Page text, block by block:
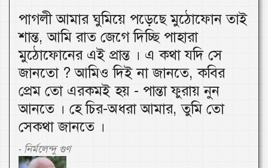
পাগলী আমার ঘুমিয়ে পড়েছে মুঠোফোন তাই
শান্ত, আমি রাত জেগে দিচ্ছি পাহারা
মুঠোফোনের এই প্রান্ত । এ কথা যদি সে
জানতো ? আমিও দিই না জানতে, কবির
প্রেম তো এরকমই হয় - পান্তা ফুরায় নুন
আনতে । হে চির-অধরা আমার, তুমি তো
সেকথা জানতে ।
- নির্মলেন্দু গুণ